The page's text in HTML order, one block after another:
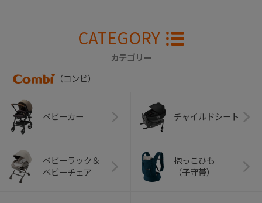
CATEGORY
カテゴリー
（コンビ）
ベビーカー チャイルドシート
ベビーラック＆
ベビーチェア
抱っこひも
（子守帯）